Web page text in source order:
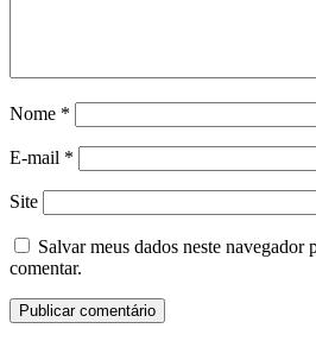
Nome *
E-mail *
Site
Salvar meus dados neste navegador
comentar.